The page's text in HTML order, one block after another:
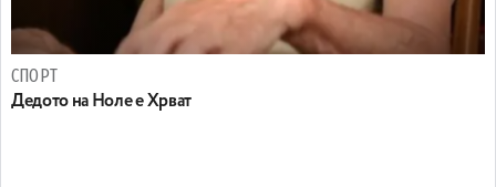
СПОРТ
Дедото на Ноле е Хрват